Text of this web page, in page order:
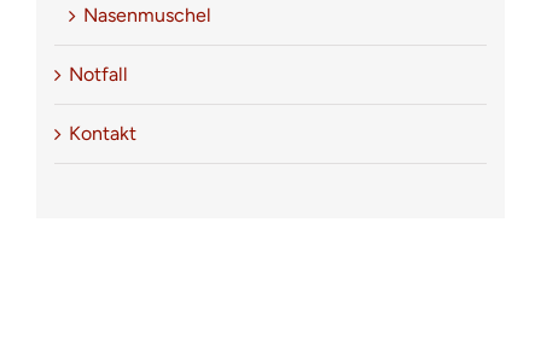
Nasenmuschel
Notfall
Kontakt